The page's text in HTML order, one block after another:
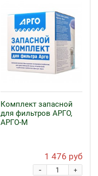
Комплект запасной
для фильтров АРГО,
АРГО-М
1 476 руб
+
-